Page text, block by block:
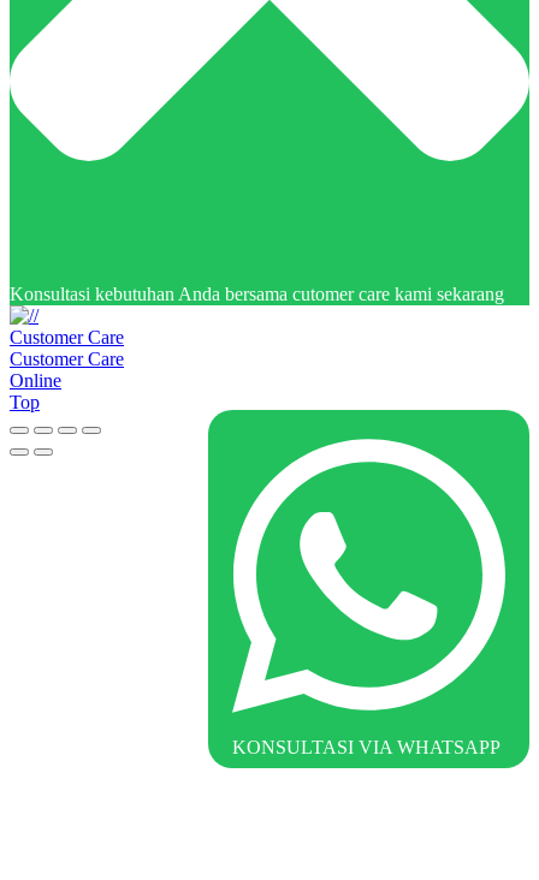
Konsultasi kebutuhan Anda bersama cutomer care kami sekarang
Customer Care
Customer Care
Online
KONSULTASI VIA WHATSAPP
Top